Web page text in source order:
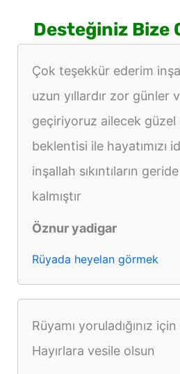
Desteğiniz Bize
Çok teşekkür ederim
uzun yıllardır zor günler
geçiriyoruz ailecek güzel
beklentisi ile hayatımızı
inşallah sıkıntıların
kalmıştır
Öznur yadigar
Rüyada heyelan görmek
Rüyamı yoruladığınız
Hayırlara vesile olsun